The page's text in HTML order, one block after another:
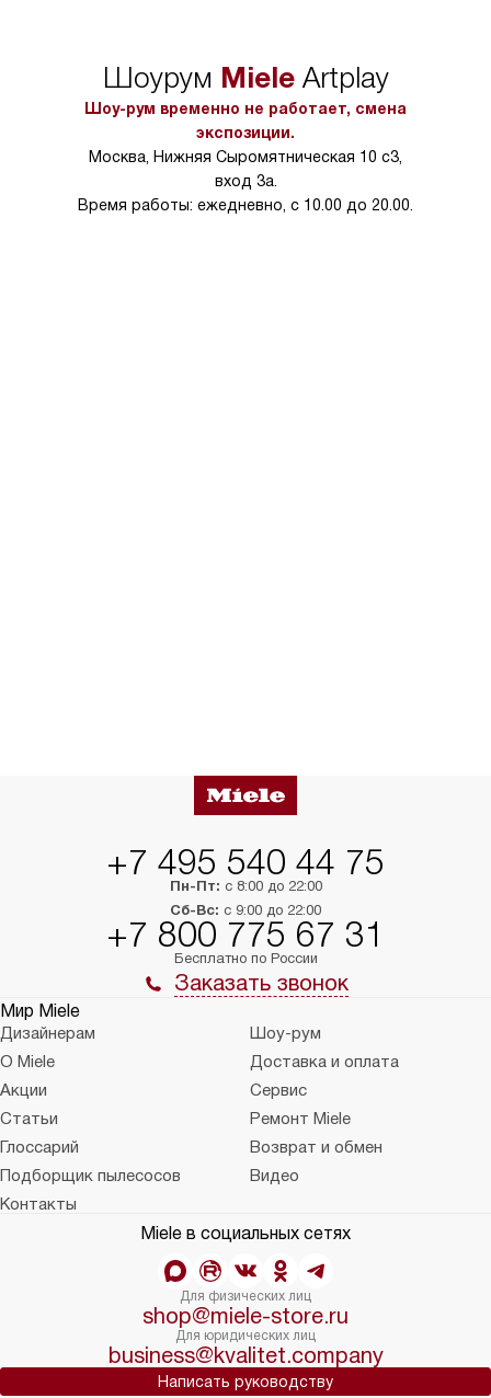
в условиях
тарифы на услуги
Шоурум MieleArtplay
Шоу-рум временно не работает, смена
экспозиции.
Москва, Нижняя Сыромятническая 10 с3,
вход 3а.
Время работы: ежедневно, с 10.00 до 20.00.
+7 495 540 44 75
Пн-Пт: с 8:00 до 22:00
Сб-Вс: с 9:00 до 22:00
+7 800 775 67 31
Бесплатно по России
Заказать звонок
Мир Miele
Дизайнерам
Шоу-рум
О Miele
Доставка и оплата
Акции
Сервис
Статьи
Ремонт Miele
Глоссарий
Возврат и обмен
Подборщик пылесосов
Видео
Контакты
Miele в социальных сетях
Для физических лиц
shop@miele-store.ru
Для юридических лиц
business@kvalitet.company
Написать руководству